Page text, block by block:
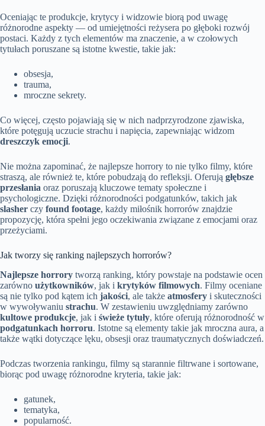
Oceniając te produkcje, krytycy i widzowie biorą pod uwagę
różnorodne aspekty — od umiejętności reżysera po głęboki rozwój
postaci. Każdy z tych elementów ma znaczenie, a w czołowych
tytułach poruszane są istotne kwestie, takie jak:
obsesja,
trauma,
mroczne sekrety.
Co więcej, często pojawiają się w nich nadprzyrodzone zjawiska,
które potęgują uczucie strachu i napięcia, zapewniając widzom
dreszczyk emocji.
Nie można zapominać, że najlepsze horrory to nie tylko filmy, które
straszą, ale również te, które pobudzają do refleksji. Oferują głębsze
przesłania oraz poruszają kluczowe tematy społeczne i
psychologiczne. Dzięki różnorodności podgatunków, takich jak
slasher czy found footage, każdy miłośnik horrorów znajdzie
propozycję, która spełni jego oczekiwania związane z emocjami oraz
przeżyciami.
Jak tworzy się ranking najlepszych horrorów?
Najlepsze horrory tworzą ranking, który powstaje na podstawie ocen
zarówno użytkowników, jak i krytyków filmowych. Filmy oceniane
są nie tylko pod kątem ich jakości, ale także atmosfery i skuteczności
w wywoływaniu strachu. W zestawieniu uwzględniamy zarówno
kultowe produkcje, jak i świeże tytuły, które oferują różnorodność w
podgatunkach horroru. Istotne są elementy takie jak mroczna aura, a
także wątki dotyczące lęku, obsesji oraz traumatycznych doświadczeń.
Podczas tworzenia rankingu, filmy są starannie filtrwane i sortowane,
biorąc pod uwagę różnorodne kryteria, takie jak:
gatunek,
tematyka,
popularność.